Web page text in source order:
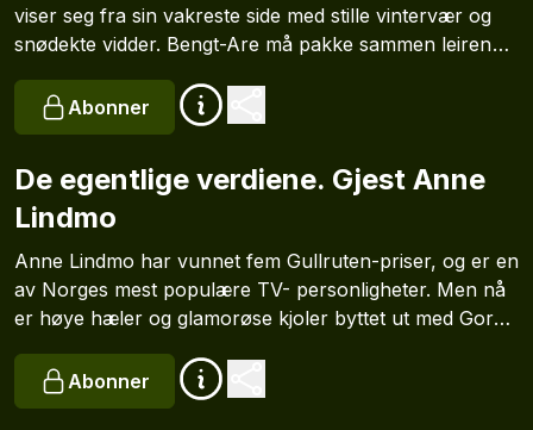
viser seg fra sin vakreste side med stille vintervær og
snødekte vidder. Bengt-Are må pakke sammen leiren
sivilisasjonen venter Terje, Bengt-Ares far, med bilen og
overgangen til en helt annen hverdag.
Abonner
De egentlige verdiene. Gjest Anne
Lindmo
Anne Lindmo har vunnet fem Gullruten-priser, og er en
av Norges mest populære TV- personligheter. Men nå
er høye hæler og glamorøse kjoler byttet ut med Gore-
tur og deltakelsen i Ekspedisjonen på NRK har hun
også blitt en av landets mest synlige friluftsprofiler. Hør
Abonner